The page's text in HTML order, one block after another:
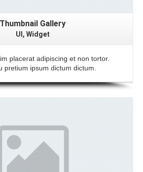
Thumbnail Gallery
UI, Widget
placerat adipiscing et non tortor.
pretium ipsum dictum dictum.